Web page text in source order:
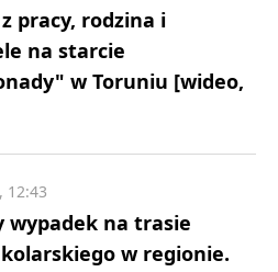
pracy, rodzina i
na starcie
w Toruniu [wideo,
wypadek na trasie
w regionie.
12:43